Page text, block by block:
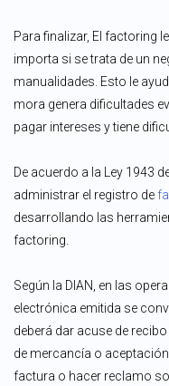
Para finalizar, El factoring
importa si se trata de un
manualidades. Esto le
mora genera dificultades
pagar intereses y tiene
De acuerdo a la Ley 1943
administrar el registro de
desarrollando las
factoring.
Según la DIAN, en las
electrónica emitida se
deberá dar acuse de
de mercancía o
factura o hacer reclamo